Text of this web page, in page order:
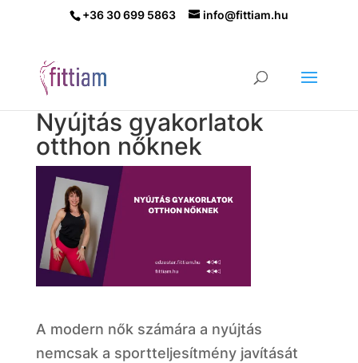
+36 30 699 5863 info@fittiam.hu
Nyújtás gyakorlatok
otthon nőknek
A modern nők számára a nyújtás
nemcsak a sportteljesítmény javítását